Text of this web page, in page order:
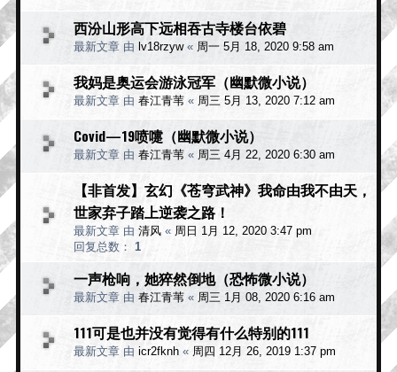
西汾山形高下远相吞古寺楼台依碧
最新文章 由 lv18rzyw« 周一 5月 18, 2020 9:58 am
我妈是奥运会游泳冠军（幽默微小说）
最新文章 由 春江青苇 « 周三 5月 13, 2020 7:12 am
Covid—19喷嚏（幽默微小说）
最新文章 由 春江青苇 « 周三 4月 22, 2020 6:30 am
【非首发】玄幻《苍穹武神》我命由我不由天，
世家弃子踏上逆袭之路！
最新文章 由 清风 « 周日 1月 12, 2020 3:47 pm
回复总数： 1
一声枪响，她猝然倒地（恐怖微小说）
最新文章 由 春江青苇 « 周三 1月 08, 2020 6:16 am
111可是也并没有觉得有什么特别的111
最新文章 由 icr2fknh « 周四 12月 26, 2019 1:37 pm